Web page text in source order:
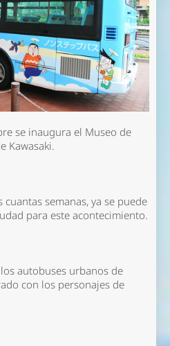
se inaugura el Museo de
Kawasaki.
semanas, ya se puede
para este acontecimiento.
autobuses urbanos de
con los personajes de